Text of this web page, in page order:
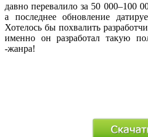
давно перевалило за 50 000–100
а последнее обновление
Хотелось бы похвалить
именно он разработал такую
-жанра!